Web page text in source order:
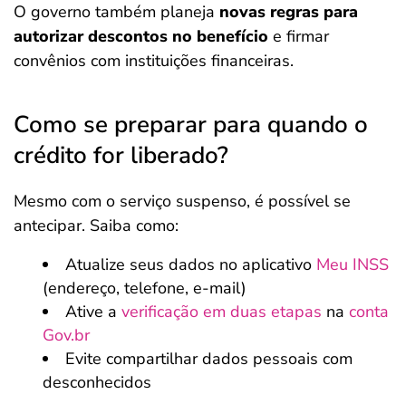
O governo também planeja novas regras para
autorizar descontos no benefício e firmar
convênios com instituições financeiras.
Como se preparar para quando o
crédito for liberado?
Mesmo com o serviço suspenso, é possível se
antecipar. Saiba como:
Atualize seus dados no aplicativo Meu INSS
(endereço, telefone, e-mail)
Ative a verificação em duas etapas na conta
Gov.br
Evite compartilhar dados pessoais com
desconhecidos